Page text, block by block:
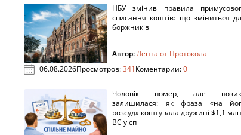
НБУ змінив правила
списання коштів: що зміниться
боржників
Автор:Лента от Протокола
06.08.2026Просмотров:341Коментарии:0
Чоловік помер, але
залишилася: як фраза «на
розсуд» коштувала дружині $1,1
ВС у сп